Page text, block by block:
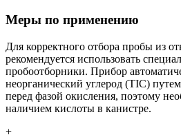
Меры по применению
Для корректного отбора пробы из
рекомендуется использовать
пробоотборники. Прибор
неорганический углерод (TIC)
перед фазой окисления, поэтому
наличием кислоты в канистре.
+